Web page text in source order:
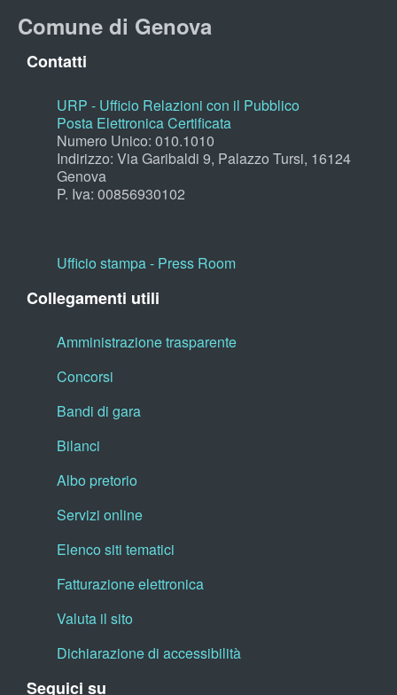
Comune di Genova
Contatti
URP - Ufficio Relazioni con il Pubblico
Posta Elettronica Certificata
Numero Unico: 010.1010
Indirizzo: Via Garibaldi 9, Palazzo Tursi, 16124
Genova
P. Iva: 00856930102
Ufficio stampa - Press Room
Collegamenti utili
Amministrazione trasparente
Concorsi
Bandi di gara
Bilanci
Albo pretorio
Servizi online
Elenco siti tematici
Fatturazione elettronica
Valuta il sito
Dichiarazione di accessibilità
Seguici su